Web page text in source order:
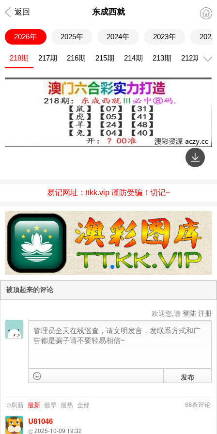
返回 东成西就
2026年 2025年 2024年 2023年 2022
218期 217期 216期 215期 214期 213期 212期
易记网址：ttkk.vip 谨防受骗！切记~